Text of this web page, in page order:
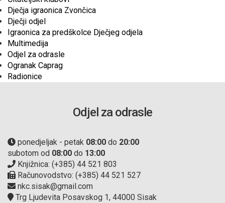
Dječja igraonica Zvončica
Dječji odjel
Igraonica za predškolce Dječjeg odjela
Multimedija
Odjel za odrasle
Ogranak Caprag
Radionice
Odjel za odrasle
ponedjeljak - petak 08:00 do 20:00
subotom od 08:00 do 13:00
Knjižnica: (+385) 44 521 803
Računovodstvo: (+385) 44 521 527
nkc.sisak@gmail.com
Trg Ljudevita Posavskog 1, 44000 Sisak